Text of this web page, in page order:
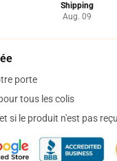
Shipping
Aug. 09
porte
tous les colis
si le produit n'est pas reçu